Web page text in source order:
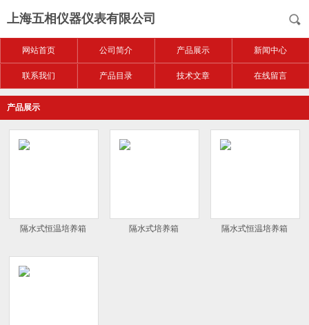
上海五相仪器仪表有限公司
网站首页 公司简介 产品展示 新闻中心
联系我们 产品目录 技术文章 在线留言
产品展示
隔水式恒温培养箱 隔水式培养箱 隔水式恒温培养箱